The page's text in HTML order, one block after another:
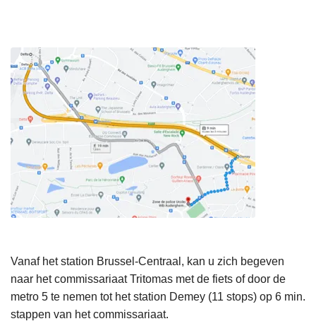
Vanaf het station Brussel-Centraal, kan u zich begeven
naar het commissariaat Tritomas met de fiets of door de
metro 5 te nemen tot het station Demey (11 stops) op 6 min.
stappen van het commissariaat.